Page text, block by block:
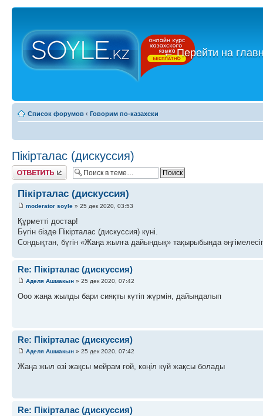
←Перейти на
Список форумов ‹ Говорим по-казахски
Пікірталас (дискуссия)
Ответить
Пікірталас (дискуссия)
moderator soyle » 25 дек 2020, 03:53
Құрметті достар!
Бүгін бізде Пікірталас (дискуссия) күні.
Сондықтан, бүгін «Жаңа жылға дайындық» тақырыбында
Re: Пікірталас (дискуссия)
Аделя Ашмакын » 25 дек 2020, 07:42
Ооо жаңа жылды бари сияқты күтіп жүрмін, дайындалып
Re: Пікірталас (дискуссия)
Аделя Ашмакын » 25 дек 2020, 07:42
Жаңа жыл өзі жақсы мейрам ғой, көңіл күй жақсы болады
Re: Пікірталас (дискуссия)